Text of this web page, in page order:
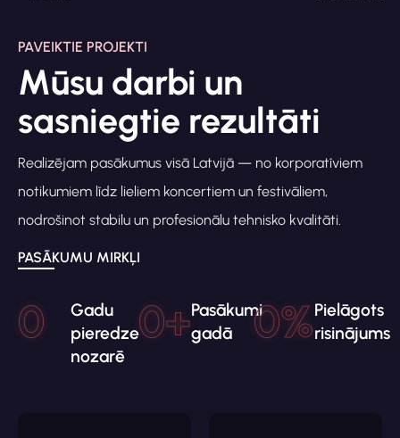
PAVEIKTIE PROJEKTI
Mūsu darbi un
sasniegtie rezultāti
Realizējam pasākumus visā Latvijā — no korporatīviem
notikumiem līdz lieliem koncertiem un festivāliem,
nodrošinot stabilu un profesionālu tehnisko kvalitāti.
PASĀKUMU MIRKĻI
Gadu
pieredze
nozarē
0
Pasākumi
gadā
0+
Pielāgots
risinājums
0%